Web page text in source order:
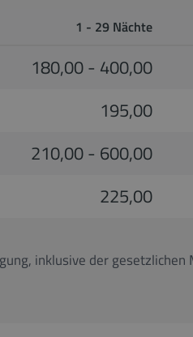
1 - 29 Nächte
180,00 - 400,00
195,00
210,00 - 600,00
225,00
inklusive der